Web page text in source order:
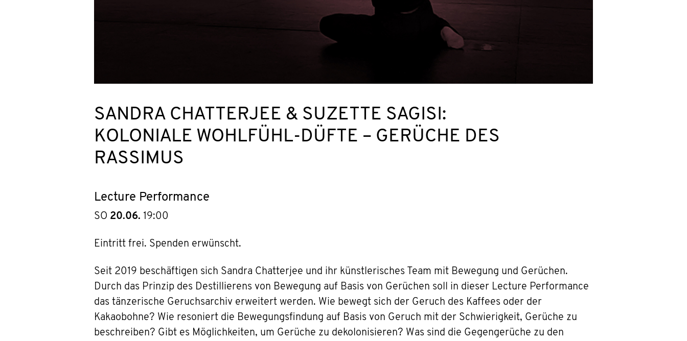
SANDRA CHATTERJEE & SUZETTE SAGISI:
KOLONIALE WOHLFÜHL-DÜFTE – GERÜCHE DES
RASSIMUS
Lecture Performance
SO 20.06. 19:00
Eintritt frei. Spenden erwünscht.
Seit 2019 beschäftigen sich Sandra Chatterjee und ihr künstlerisches Team mit Bewegung und Gerüchen.
Durch das Prinzip des Destillierens von Bewegung auf Basis von Gerüchen soll in dieser Lecture Performance
das tänzerische Geruchsarchiv erweitert werden. Wie bewegt sich der Geruch des Kaffees oder der
Kakaobohne? Wie resoniert die Bewegungsfindung auf Basis von Geruch mit der Schwierigkeit, Gerüche zu
beschreiben? Gibt es Möglichkeiten, um Gerüche zu dekolonisieren? Was sind die Gegengerüche zu den